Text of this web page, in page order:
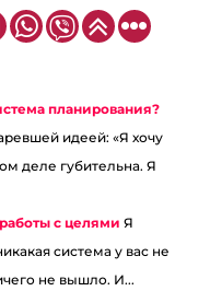
планирования?
идеей: «Я хочу
деле губительна. Я
с целями Я
система у вас не
не вышло. И...